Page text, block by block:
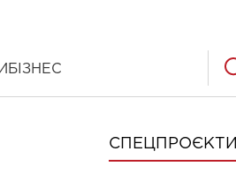
БІЗНЕС
СПЕЦПРОЄКТИ